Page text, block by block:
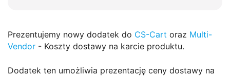
Prezentujemy nowy dodatek do CS-Cart oraz Multi-
Vendor - Koszty dostawy na karcie produktu.
Dodatek ten umożliwia prezentację ceny dostawy na